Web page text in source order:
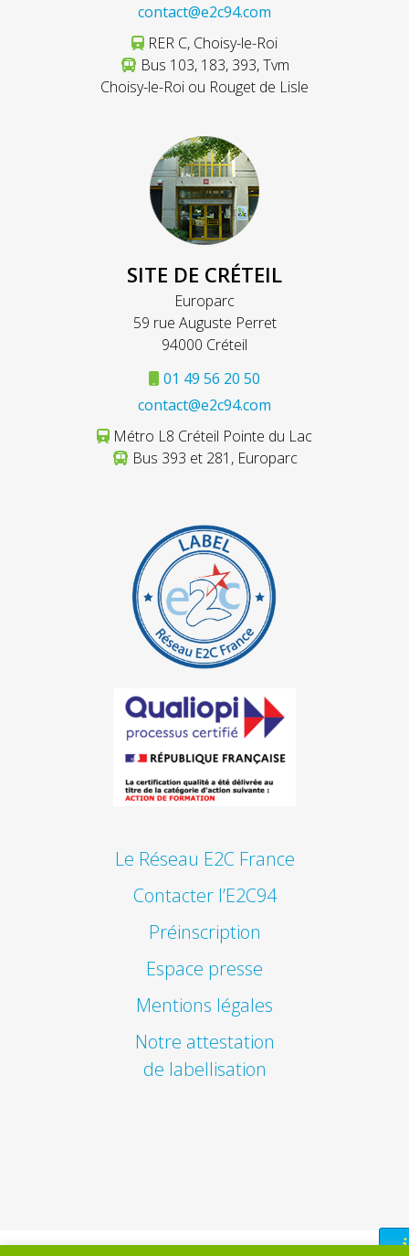
contact@e2c94.com
RER C, Choisy-le-Roi
Bus 103, 183, 393, Tvm
Choisy-le-Roi ou Rouget de Lisle
SITE DE CRÉTEIL
Europarc
59 rue Auguste Perret
94000 Créteil
01 49 56 20 50
contact@e2c94.com
Métro L8 Créteil Pointe du Lac
Bus 393 et 281, Europarc
Le Réseau E2C France
Contacter l’E2C94
Préinscription
Espace presse
Mentions légales
Notre attestation
de labellisation